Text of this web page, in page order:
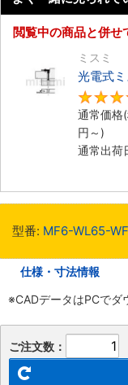
閲覧中の商品と併せ
ミスミ
光電式
通常価格(
円 ～)
通常出荷
型番: MF6-WL65-
仕様・寸法情報
※CADデータはPCでダ
ご注文数：